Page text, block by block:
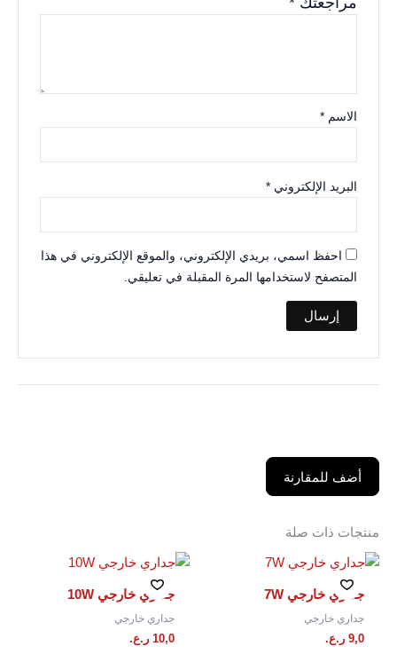
الاسم*
البريد الإلكتروني*
احفظ اسمي، بريدي الإلكتروني، والموقع الإلكتروني في هذا
المتصفح لاستخدامها المرة المقبلة في تعليقي.
أضف للمقارنة
منتجات ذات صلة
جداري خارجي 7W
جداري خارجي
9,0 ر.ع.
جداري خارجي 10W
جداري خارجي
10,0 ر.ع.